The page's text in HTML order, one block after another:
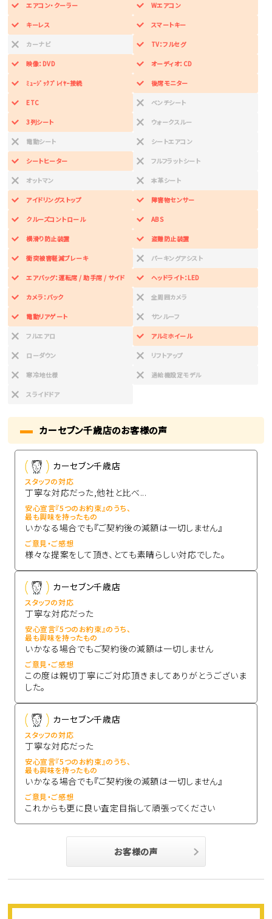
エアコン・クーラー Wエアコン
キーレス スマートキー
カーナビ TV：フルセグ
映像：DVD オーディオ：CD
ﾐｭｰｼﾞｯｸﾌﾟﾚｲﾔｰ接続 後席モニター
ETC ベンチシート
3列シート ウォークスルー
電動シート シートエアコン
シートヒーター フルフラットシート
オットマン 本革シート
アイドリングストップ 障害物センサー
クルーズコントロール ABS
横滑り防止装置 盗難防止装置
衝突被害軽減ブレーキ パーキングアシスト
エアバッグ：運転席 / 助手席 / サイド ヘッドライト：LED
カメラ：バック 全周囲カメラ
電動リアゲート サンルーフ
フルエアロ アルミホイール
ローダウン リフトアップ
寒冷地仕様 過給機設定モデル
スライドドア
カーセブン千歳店のお客様の声
カーセブン千歳店
スタッフの対応
丁寧な対応だった,他社と比べ...
安心宣言『5つのお約束』のうち、
最も興味を持ったもの
いかなる場合でも『ご契約後の減額は一切しません』
ご意見・ご感想
様々な提案をして頂き、とても素晴らしい対応でした。
カーセブン千歳店
スタッフの対応
丁寧な対応だった
安心宣言『5つのお約束』のうち、
最も興味を持ったもの
いかなる場合でもご契約後の減額は一切しません
ご意見・ご感想
この度は親切丁寧にご対応頂きましてありがとうございま
した。
カーセブン千歳店
スタッフの対応
丁寧な対応だった
安心宣言『5つのお約束』のうち、
最も興味を持ったもの
いかなる場合でも『ご契約後の減額は一切しません』
ご意見・ご感想
これからも更に良い査定目指して頑張ってください
お客様の声